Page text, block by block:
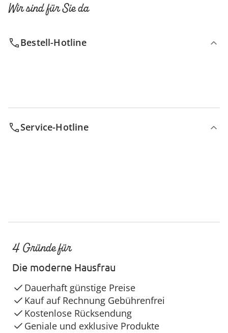
Wir sind für Sie da
Bestell-Hotline
Service-Hotline
4 Gründe für
Die moderne Hausfrau
Dauerhaft günstige Preise
Kauf auf Rechnung Gebührenfrei
Kostenlose Rücksendung
Geniale und exklusive Produkte